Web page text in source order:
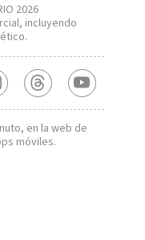
2026
incluyendo
en la web de
móviles.